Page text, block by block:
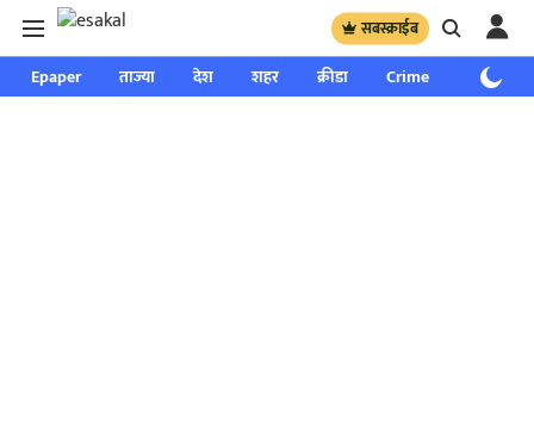
सबस्क्राईब
Epaper ताज्या देश शहर क्रीडा Crime साप्ताहिक